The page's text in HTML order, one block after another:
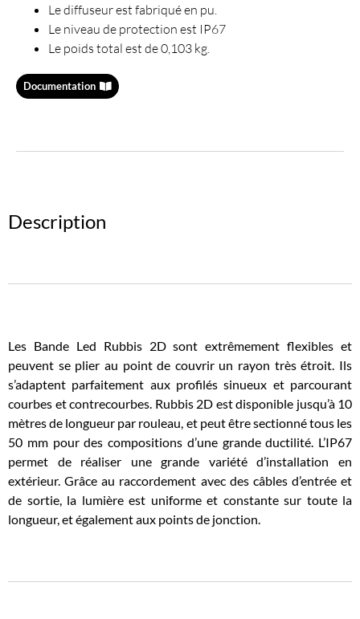
Le diffuseur est fabriqué en pu.
Le niveau de protection est IP67
Le poids total est de 0,103 kg.
Documentation
Description
Les Bande Led Rubbis 2D sont extrêmement flexibles et
peuvent se plier au point de couvrir un rayon très étroit. Ils
s’adaptent parfaitement aux profilés sinueux et parcourant
courbes et contrecourbes. Rubbis 2D est disponible jusqu’à 10
mètres de longueur par rouleau, et peut être sectionné tous les
50 mm pour des compositions d’une grande ductilité. L’IP67
permet de réaliser une grande variété d’installation en
extérieur. Grâce au raccordement avec des câbles d’entrée et
de sortie, la lumière est uniforme et constante sur toute la
longueur, et également aux points de jonction.